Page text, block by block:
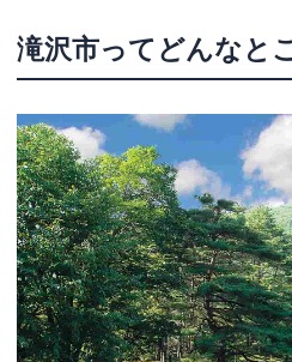
まとめ
滝沢市ってどんなと